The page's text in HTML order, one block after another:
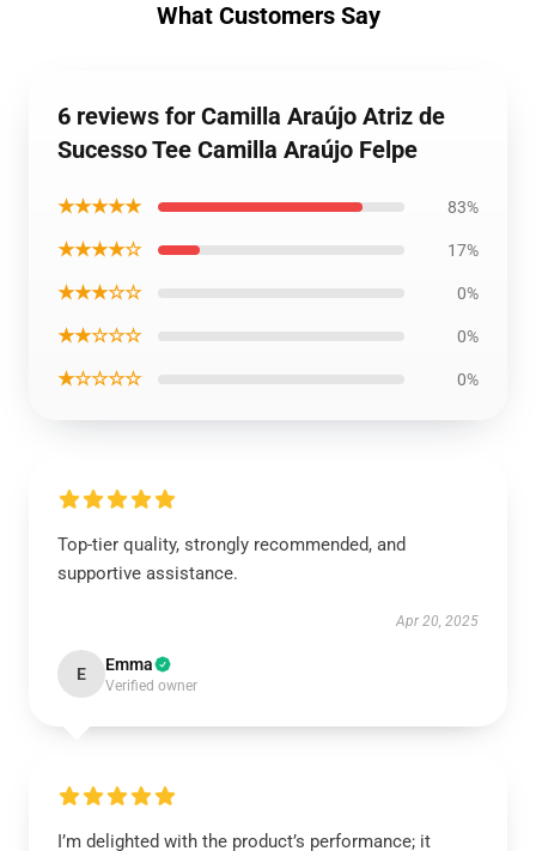
What Customers Say
6 reviews for Camilla Araújo Atriz de
Sucesso Tee Camilla Araújo Felpe
★★★★★ 83%
★★★★☆ 17%
★★★☆☆ 0%
★★☆☆☆ 0%
★☆☆☆☆ 0%
Top-tier quality, strongly recommended, and
supportive assistance.
Apr 20, 2025
E Emma
Verified owner
I’m delighted with the product’s performance; it